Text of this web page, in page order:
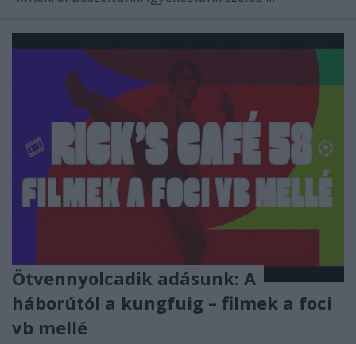
Ötvennyolcadik adásunk: A
háborútól a kungfuig – filmek a foci
vb mellé